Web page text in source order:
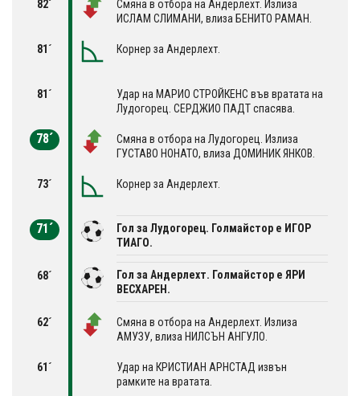
82´
Смяна в отбора на Андерлехт. Излиза
ИСЛАМ СЛИМАНИ, влиза БЕНИТО РАМАН.
81´ Корнер за Андерлехт.
81´
Удар на МАРИО СТРОЙКЕНС във вратата на
Лудогорец. СЕРДЖИО ПАДТ спасява.
78´
Смяна в отбора на Лудогорец. Излиза
ГУСТАВО НОНАТО, влиза ДОМИНИК ЯНКОВ.
73´ Корнер за Андерлехт.
71´
Гол за Лудогорец. Голмайстор е ИГОР
ТИАГО.
68´
Гол за Андерлехт. Голмайстор е ЯРИ
ВЕСХАРЕН.
62´
Смяна в отбора на Андерлехт. Излиза
АМУЗУ, влиза НИЛСЪН АНГУЛО.
61´
Удар на КРИСТИАН АРНСТАД извън
рамките на вратата.